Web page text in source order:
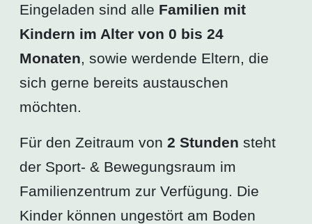
Eingeladen sind alle Familien mit
Kindern im Alter von 0 bis 24
Monaten, sowie werdende Eltern, die
sich gerne bereits austauschen
möchten.
Für den Zeitraum von 2 Stunden steht
der Sport- & Bewegungsraum im
Familienzentrum zur Verfügung. Die
Kinder können ungestört am Boden